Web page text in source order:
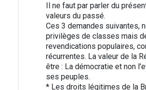
Il ne faut par parler du
valeurs du passé.
Ces 3 demandes suivantes,
privilèges de classes mais
revendications populaires,
récurrentes. La valeur de la
être : La démocratie et non
ses peuples.
* Les droits légitimes de la